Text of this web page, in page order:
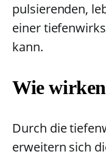
pulsierenden,
einer
kann.
Wie
Durch die
erweitern sich